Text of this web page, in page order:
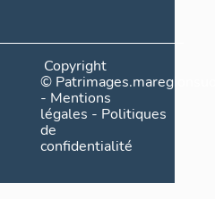
Copyright
©
- Mentions
légales - Politiques
de
confidentialité